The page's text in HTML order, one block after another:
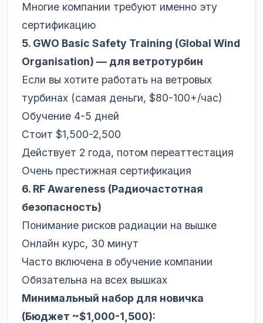
Многие компании требуют именно эту
сертификацию
5. GWO Basic Safety Training (Global Wind
Organisation) — для ветротурбин
Если вы хотите работать на ветровых
турбинах (самая деньги, $80-100+/час)
Обучение 4-5 дней
Стоит $1,500-2,500
Действует 2 года, потом переаттестация
Очень престижная сертификация
6. RF Awareness (Радиочастотная
безопасность)
Понимание рисков радиации на вышке
Онлайн курс, 30 минут
Часто включена в обучение компании
Обязательна на всех вышках
Минимальный набор для новичка
(Бюджет ~$1,000-1,500):